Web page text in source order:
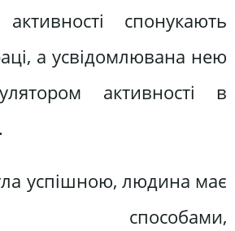
спонукають
а усвідомлювана нею
активності в
успішною, людина має
способами,